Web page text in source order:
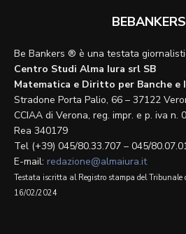
Be Bankers ® è una testata
Centro Studi Alma Iura srl SB
Matematica e Diritto per Banche
Stradone Porta Palio, 66 – 37122
CCIAA di Verona, reg. impr. e p. iva n.
Rea 340179
Tel (+39) 045/80.33.707 – 045/
E-mail: redazione@almaiura.it
Testata iscritta al Registro stampa del
16/02/2024